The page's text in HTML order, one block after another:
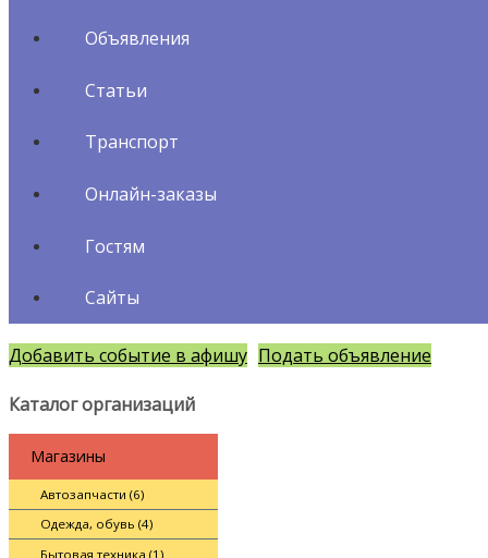
Объявления
Статьи
Транспорт
Онлайн-заказы
Гостям
Сайты
Добавить событие в афишу Подать объявление
Каталог организаций
Магазины
Автозапчасти (6)
Одежда, обувь (4)
Бытовая техника (1)